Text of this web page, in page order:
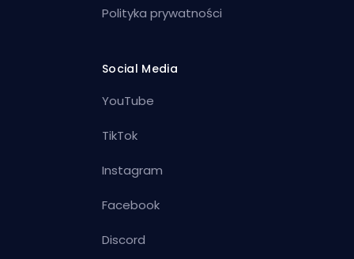
Polityka prywatności
Social Media
YouTube
TikTok
Instagram
Facebook
Discord